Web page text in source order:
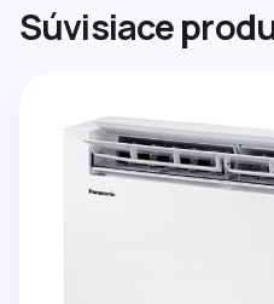
Súvisiace